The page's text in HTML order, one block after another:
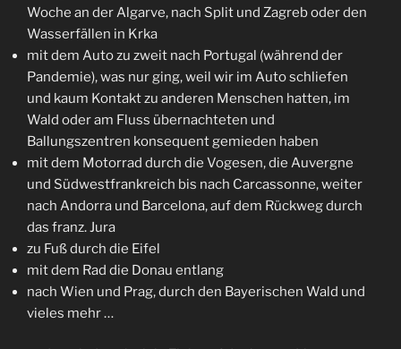
Woche an der Algarve, nach Split und Zagreb oder den
Wasserfällen in Krka
mit dem Auto zu zweit nach Portugal (während der
Pandemie), was nur ging, weil wir im Auto schliefen
und kaum Kontakt zu anderen Menschen hatten, im
Wald oder am Fluss übernachteten und
Ballungszentren konsequent gemieden haben
mit dem Motorrad durch die Vogesen, die Auvergne
und Südwestfrankreich bis nach Carcassonne, weiter
nach Andorra und Barcelona, auf dem Rückweg durch
das franz. Jura
zu Fuß durch die Eifel
mit dem Rad die Donau entlang
nach Wien und Prag, durch den Bayerischen Wald und
vieles mehr …